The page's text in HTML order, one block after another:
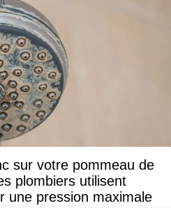
sur votre pommeau de
plombiers utilisent
une pression maximale